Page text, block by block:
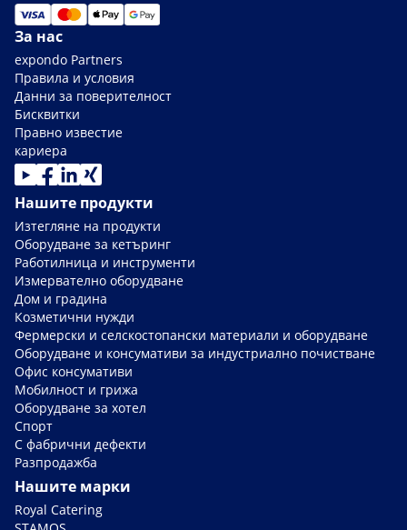
За нас
expondo Partners
Правила и условия
Данни за поверителност
Бисквитки
Правно известие
кариера
Нашите продукти
Изтегляне на продукти
Оборудване за кетъринг
Работилница и инструменти
Измервателно оборудване
Дом и градина
Козметични нужди
Фермерски и селскостопански материали и оборудване
Оборудване и консумативи за индустриално почистване
Офис консумативи
Мобилност и грижа
Оборудване за хотел
Спорт
С фабрични дефекти
Разпродажба
Нашите марки
Royal Catering